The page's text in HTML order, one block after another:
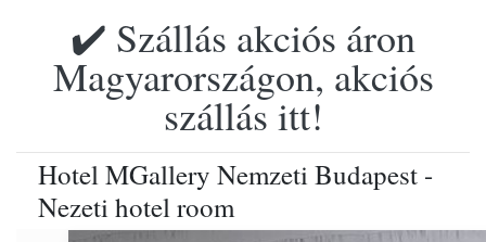
✔️ Szállás akciós áron
Magyarországon, akciós
szállás itt!
Hotel MGallery Nemzeti Budapest -
Nezeti hotel room